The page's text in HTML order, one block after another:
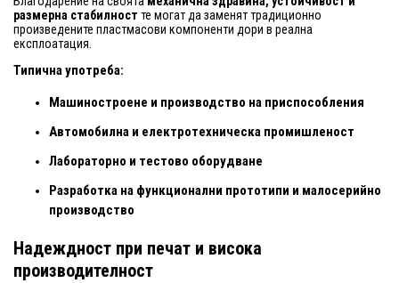
размерна стабилност те могат да заменят традиционно
произведените пластмасови компоненти дори в реална
експлоатация.
Типична употреба:
Машиностроене и производство на приспособления
Автомобилна и електротехническа промишленост
Лабораторно и тестово оборудване
Разработка на функционални прототипи и малосерийно
производство
Надеждност при печат и висока
производителност